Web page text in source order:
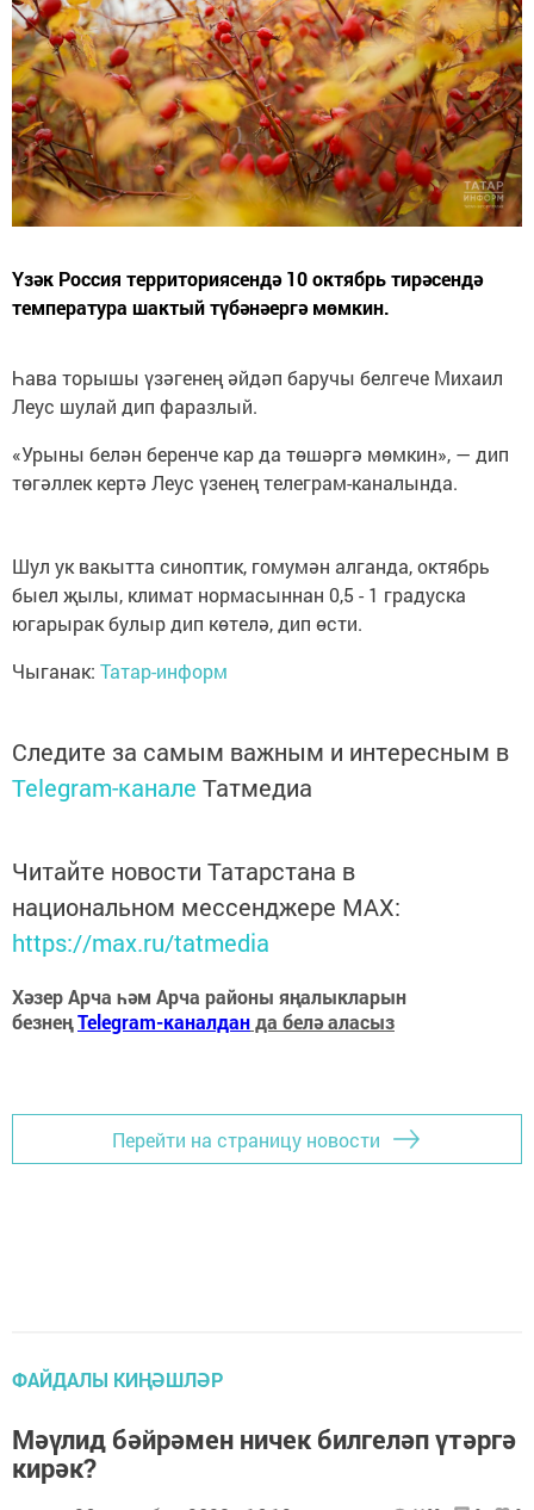
Үзәк Россия территориясендә 10 октябрь тирәсендә
температура шактый түбәнәергә мөмкин.
Һава торышы үзәгенең әйдәп баручы белгече Михаил
Леус шулай дип фаразлый.
«Урыны белән беренче кар да төшәргә мөмкин», — дип
төгәллек кертә Леус үзенең телеграм-каналында.
Шул ук вакытта синоптик, гомумән алганда, октябрь
быел җылы, климат нормасыннан 0,5 - 1 градуска
югарырак булыр дип көтелә, дип өсти.
Чыганак: Татар-информ
Следите за самым важным и интересным в
Telegram-канале Татмедиа
Читайте новости Татарстана в
национальном мессенджере MАХ:
https://max.ru/tatmedia
Хәзер Арча һәм Арча районы яңалыкларын
безнеңTelegram-каналданда белә аласыз
Перейти на страницу новости
ФАЙДАЛЫ КИҢӘШЛӘР
Мәүлид бәйрәмен ничек билгеләп үтәргә
кирәк?